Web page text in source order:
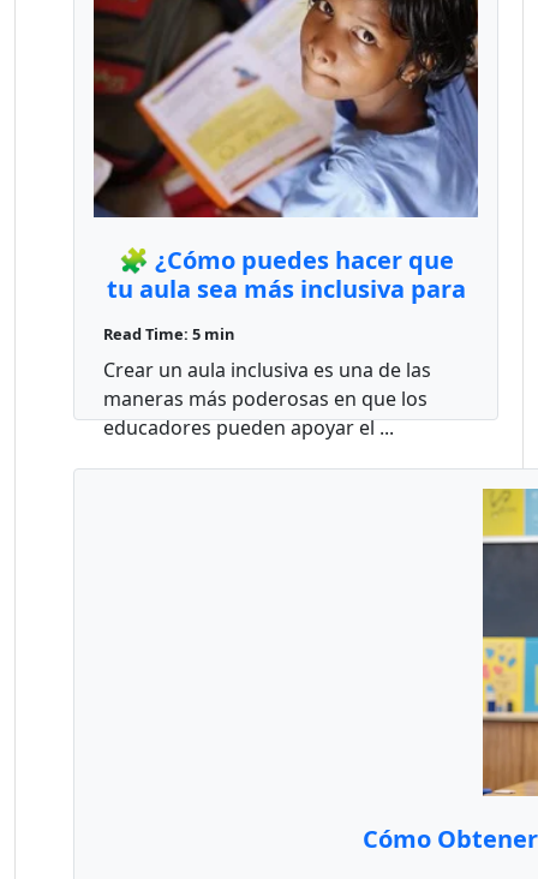
🧩 ¿Cómo puedes hacer que
tu aula sea más inclusiva para
Read Time: 5 min
Crear un aula inclusiva es una de las
maneras más poderosas en que los
educadores pueden apoyar el ...
Cómo